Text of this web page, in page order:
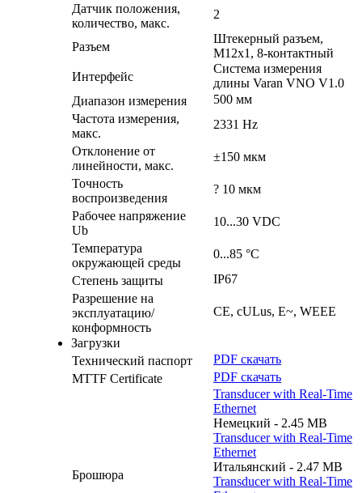
Датчик положения,
количество, макс.
2
Разъем
Штекерный разъем,
M12x1, 8-контактный
Интерфейс
Система измерения
длины Varan VNO V1.0
Диапазон измерения
500 мм
Частота измерения,
макс.
2331 Hz
Отклонение от
линейности, макс.
±150 мкм
Точность
воспроизведения
? 10 мкм
Рабочее напряжение
Ub
10...30 VDC
Температура
окружающей среды
0...85 °C
Степень защиты
IP67
Разрешение на
эксплуатацию/
конформность
CE, cULus, E~, WEEE
Загрузки
Технический паспорт
PDF скачать
MTTF Certificate
PDF скачать
Брошюра
Transducer with Real-Time
Ethernet
Немецкий - 2.45 MB
Transducer with Real-Time
Ethernet
Итальянский - 2.47 MB
Transducer with Real-Time